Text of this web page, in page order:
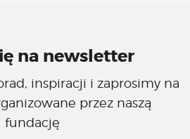
na newsletter
inspiracji i zaprosimy na
przez naszą
fundację